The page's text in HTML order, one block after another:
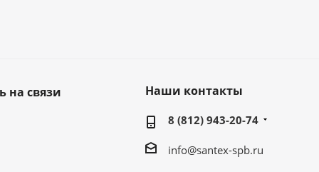
на связи Наши контакты
8 (812) 943-20-74
info@santex-spb.ru